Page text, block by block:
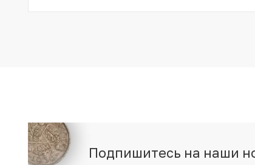
Подпишитесь на наши